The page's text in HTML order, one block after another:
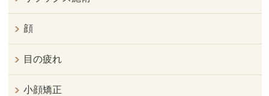
顔
目の疲れ
小顔矯正